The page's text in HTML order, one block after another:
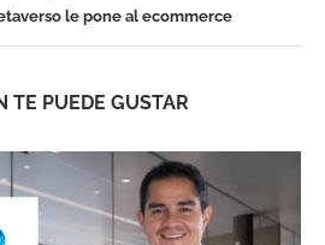
le pone al ecommerce
TE PUEDE GUSTAR